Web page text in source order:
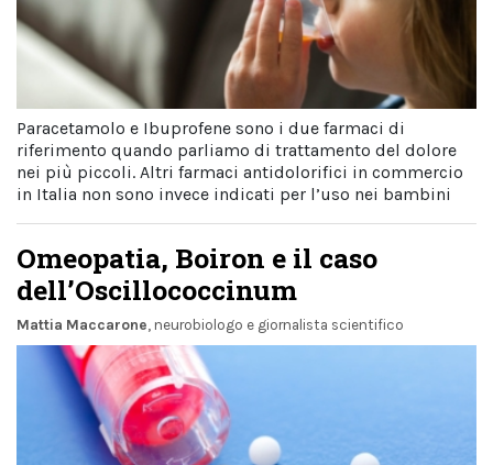
Paracetamolo e Ibuprofene sono i due farmaci di
riferimento quando parliamo di trattamento del dolore
nei più piccoli. Altri farmaci antidolorifici in commercio
in Italia non sono invece indicati per l’uso nei bambini
Omeopatia, Boiron e il caso
dell’Oscillococcinum
Mattia Maccarone , neurobiologo e giornalista scientifico